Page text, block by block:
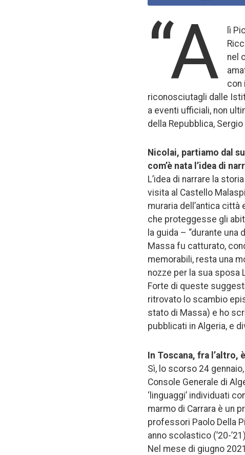
“A
lì
nel
con
riconosciutagli dalle
a eventi ufficiali, non
della Repubblica,
Nicolai, partiamo dal
com’è nata l’idea di
L’idea di narrare la
visita al Castello
muraria dell’antica
che proteggesse gli
la guida – “durante
Massa fu catturato,
memorabili, resta una
nozze per la sua sposa
Forte di queste
ritrovato lo scambio
stato di Massa) e ho
pubblicati in Algeria, e
In Toscana, fra
Sì, lo scorso 24
Console Generale di
‘linguaggi’ individuati
marmo di Carrara è un
professori Paolo Della
anno scolastico (’20-
Nel mese di giugno